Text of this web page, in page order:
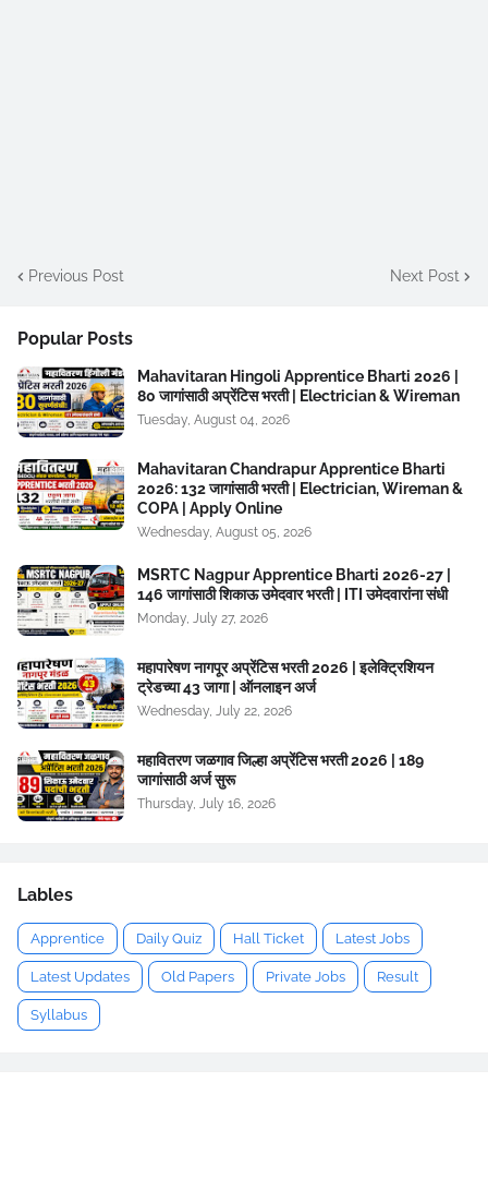
Previous Post Next Post
Popular Posts
Mahavitaran Hingoli Apprentice Bharti 2026 |
80 जागांसाठी अप्रेंटिस भरती | Electrician & Wireman
Tuesday, August 04, 2026
Mahavitaran Chandrapur Apprentice Bharti
2026: 132 जागांसाठी भरती | Electrician, Wireman &
COPA | Apply Online
Wednesday, August 05, 2026
MSRTC Nagpur Apprentice Bharti 2026-27 |
146 जागांसाठी शिकाऊ उमेदवार भरती | ITI उमेदवारांना संधी
Monday, July 27, 2026
महापारेषण नागपूर अप्रेंटिस भरती 2026 | इलेक्ट्रिशियन
ट्रेडच्या 43 जागा | ऑनलाइन अर्ज
Wednesday, July 22, 2026
महावितरण जळगाव जिल्हा अप्रेंटिस भरती 2026 | 189
जागांसाठी अर्ज सुरू
Thursday, July 16, 2026
Lables
Apprentice Daily Quiz Hall Ticket Latest Jobs
Latest Updates Old Papers Private Jobs Result
Syllabus